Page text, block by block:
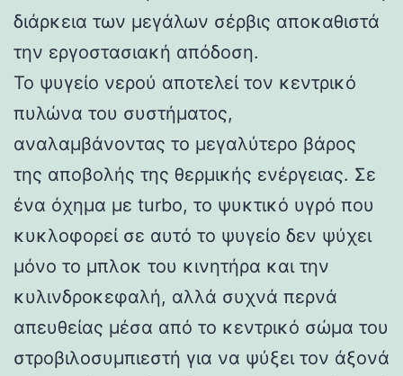
διάρκεια των μεγάλων σέρβις αποκαθιστά
την εργοστασιακή απόδοση.
Το ψυγείο νερού αποτελεί τον κεντρικό
πυλώνα του συστήματος,
αναλαμβάνοντας το μεγαλύτερο βάρος
της αποβολής της θερμικής ενέργειας. Σε
ένα όχημα με turbo, το ψυκτικό υγρό που
κυκλοφορεί σε αυτό το ψυγείο δεν ψύχει
μόνο το μπλοκ του κινητήρα και την
κυλινδροκεφαλή, αλλά συχνά περνά
απευθείας μέσα από το κεντρικό σώμα του
στροβιλοσυμπιεστή για να ψύξει τον άξονά